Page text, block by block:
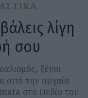
λίγη
σου
ξένοι
από την αρχαία
στο Πεδίο του